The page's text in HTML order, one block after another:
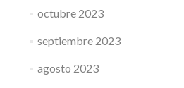
octubre 2023
septiembre 2023
agosto 2023